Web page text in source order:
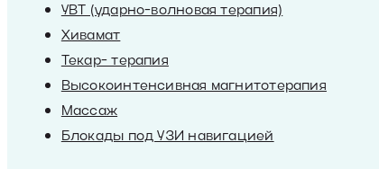
УВТ (ударно-волновая терапия)
Хивамат
Текар- терапия
Высокоинтенсивная магнитотерапия
Массаж
Блокады под УЗИ навигацией